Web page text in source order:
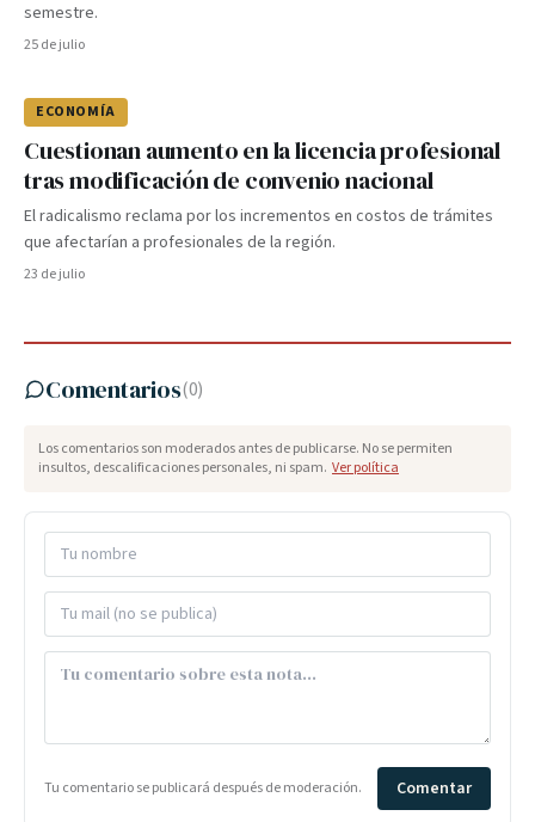
semestre.
25 de julio
ECONOMÍA
Cuestionan aumento en la licencia profesional
tras modificación de convenio nacional
El radicalismo reclama por los incrementos en costos de trámites
que afectarían a profesionales de la región.
23 de julio
Comentarios(0)
Los comentarios son moderados antes de publicarse. No se permiten
insultos, descalificaciones personales, ni spam. Ver política
Tu comentario se publicará después de moderación. Comentar